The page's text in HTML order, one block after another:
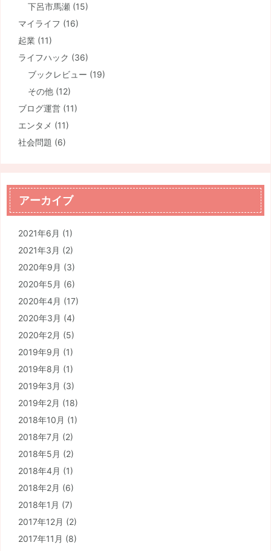
下呂市馬瀬 (15)
マイライフ (16)
起業 (11)
ライフハック (36)
ブックレビュー (19)
その他 (12)
ブログ運営 (11)
エンタメ (11)
社会問題 (6)
アーカイブ
2021年6月 (1)
2021年3月 (2)
2020年9月 (3)
2020年5月 (6)
2020年4月 (17)
2020年3月 (4)
2020年2月 (5)
2019年9月 (1)
2019年8月 (1)
2019年3月 (3)
2019年2月 (18)
2018年10月 (1)
2018年7月 (2)
2018年5月 (2)
2018年4月 (1)
2018年2月 (6)
2018年1月 (7)
2017年12月 (2)
2017年11月 (8)